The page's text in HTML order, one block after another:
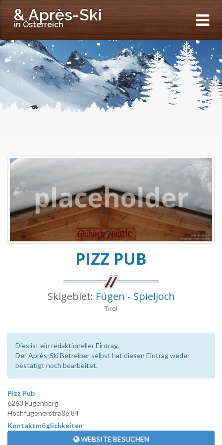
& Après-Ski
in Österreich
PIZZ PUB
Skigebiet: Fügen - Spieljoch
Tirol
Dies ist ein redaktioneller Eintrag.
Der Après-Ski Betreiber selbst hat diesen Eintrag weder
bestätigt noch bearbeitet.
Pizz Pub
6263 Fügenberg
Hochfügenerstraße 84
Kontaktmöglichkeiten
WEBSITE BESUCHEN